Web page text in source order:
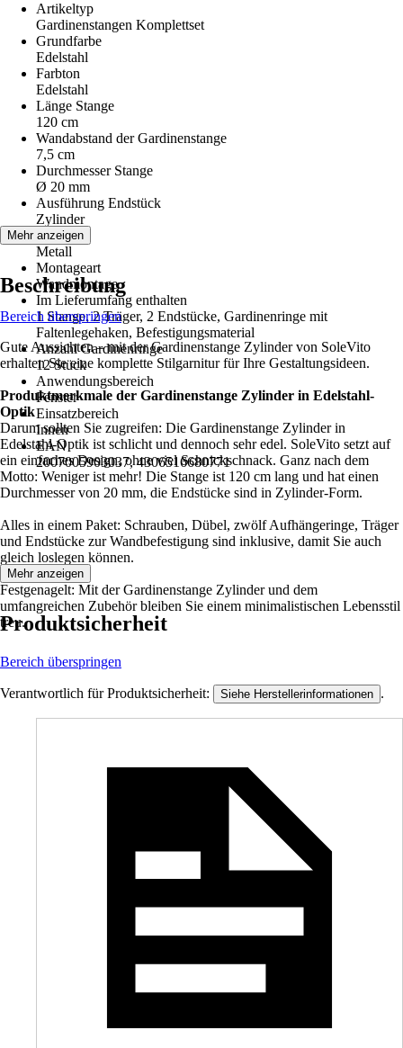
Artikeltyp
Gardinenstangen Komplettset
Grundfarbe
Edelstahl
Farbton
Edelstahl
Länge Stange
120 cm
Wandabstand der Gardinenstange
7,5 cm
Durchmesser Stange
Ø 20 mm
Ausführung Endstück
Zylinder
Material
Metall
Montageart
Wandmontage
Im Lieferumfang enthalten
1 Stange, 2 Träger, 2 Endstücke, Gardinenringe mit
Faltenlegehaken, Befestigungsmaterial
Anzahl Gardinenringe
12 Stück
Anwendungsbereich
Fenster
Einsatzbereich
Innen
EAN
2007005903037, 4306516680771
Mehr anzeigen
Beschreibung
Bereich überspringen
Gute Aussichten – mit der Gardinenstange Zylinder von SoleVito
erhalten Sie eine komplette Stilgarnitur für Ihre Gestaltungsideen.
Produktmerkmale der Gardinenstange Zylinder in Edelstahl-
Optik
Darum sollten Sie zugreifen: Die Gardinenstange Zylinder in
Edelstahl-Optik ist schlicht und dennoch sehr edel. SoleVito setzt auf
ein einfaches Design, ohne viel Schnickschnack. Ganz nach dem
Motto: Weniger ist mehr! Die Stange ist 120 cm lang und hat einen
Durchmesser von 20 mm, die Endstücke sind in Zylinder-Form.
Alles in einem Paket: Schrauben, Dübel, zwölf Aufhängeringe, Träger
und Endstücke zur Wandbefestigung sind inklusive, damit Sie auch
gleich loslegen können.
Festgenagelt: Mit der Gardinenstange Zylinder und dem
umfangreichen Zubehör bleiben Sie einem minimalistischen Lebensstil
treu.
Mehr anzeigen
Produktsicherheit
Bereich überspringen
Verantwortlich für Produktsicherheit: Siehe Herstellerinformationen .